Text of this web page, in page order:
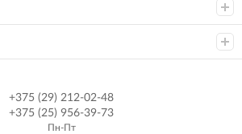
+375 (29) 212-02-48
+375 (25) 956-39-73
Пн-Пт